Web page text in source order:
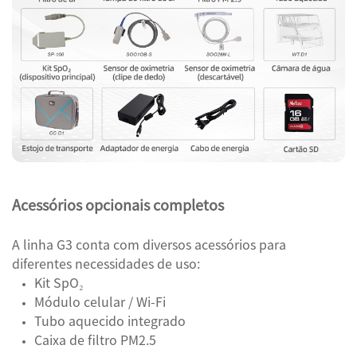
Acessórios opcionais completos
A linha G3 conta com diversos acessórios para
diferentes necessidades de uso:
Kit SpO₂
Módulo celular / Wi-Fi
Tubo aquecido integrado
Caixa de filtro PM2.5